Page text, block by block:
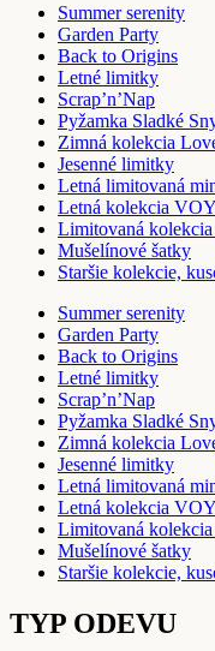
Summer serenity
Garden Party
Back to Origins
Letné limitky
Scrap’n’Nap
Pyžamka Sladké
Zimná kolekcia
Jesenné limitky
Letná limitovaná
Letná kolekcia
Limitovaná
Mušelínové šatky
Staršie kolekcie,
Summer serenity
Garden Party
Back to Origins
Letné limitky
Scrap’n’Nap
Pyžamka Sladké
Zimná kolekcia
Jesenné limitky
Letná limitovaná
Letná kolekcia
Limitovaná
Mušelínové šatky
Staršie kolekcie,
TYP ODEVU